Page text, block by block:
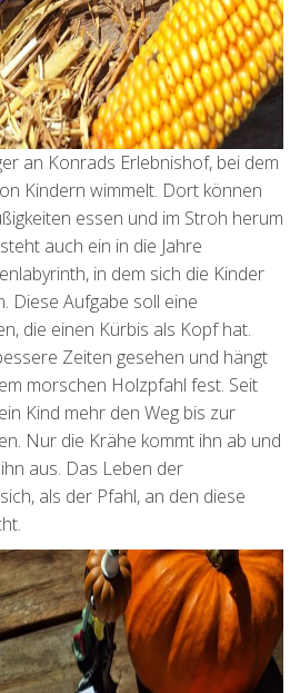
an Konrads Erlebnishof, bei dem
Kindern wimmelt. Dort können
essen und im Stroh herum
auch ein in die Jahre
in dem sich die Kinder
Diese Aufgabe soll eine
die einen Kürbis als Kopf hat.
Zeiten gesehen und hängt
morschen Holzpfahl fest. Seit
Kind mehr den Weg bis zur
Nur die Krähe kommt ihn ab und
aus. Das Leben der
als der Pfahl, an den diese